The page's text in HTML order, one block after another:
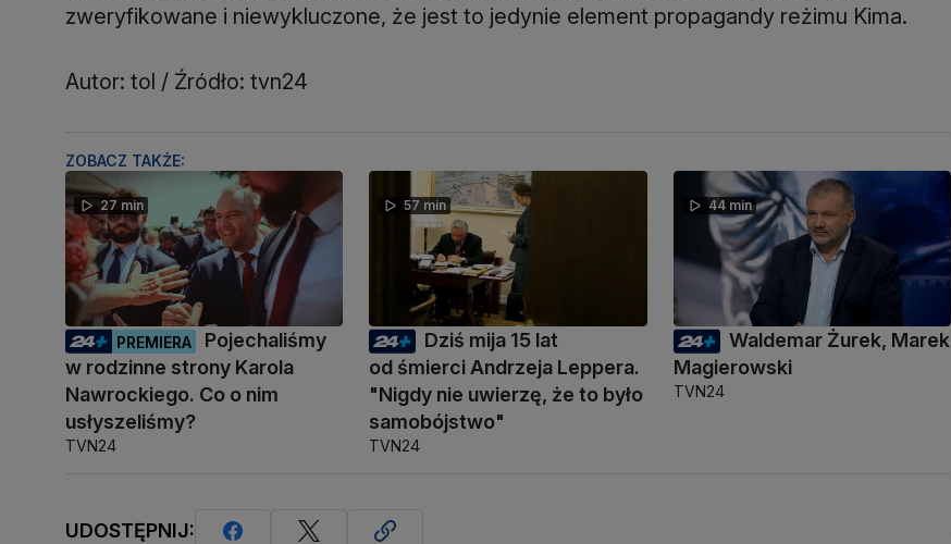
zweryfikowane i niewykluczone, że jest to jedynie element propagandy reżimu Kima.
Autor: tol / Źródło: tvn24
ZOBACZ TAKŻE:
27 min
PREMIERA
Pojechaliśmy
w rodzinne strony Karola
Nawrockiego. Co o nim
usłyszeliśmy?
TVN24
57 min
Dziś mija 15 lat
od śmierci Andrzeja Leppera.
"Nigdy nie uwierzę, że to było
samobójstwo"
TVN24
44 min
Waldemar Żurek, Marek
Magierowski
TVN24
UDOSTĘPNIJ: